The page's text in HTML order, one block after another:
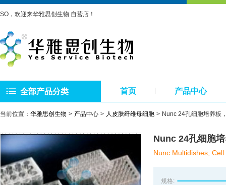
SO，欢迎来华雅思创生物 自营店！
全部产品分类 首页 产品中心
当前位置： 华雅思创生物 产品中心 人皮肤纤维母细胞 Nunc 24孔细胞培养板
Nunc 24孔细胞
Nunc Multidishes,
规格: